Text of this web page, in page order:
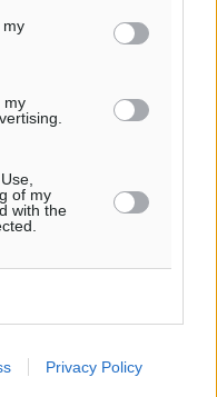
my
my
of my
with the
Privacy Policy
γραφείο
Ελλάδα
ξενοδοχείων
– Στο